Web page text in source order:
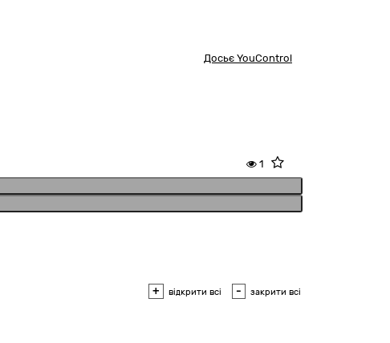
Досьє YouControl
1
+ відкрити всі - закрити всі